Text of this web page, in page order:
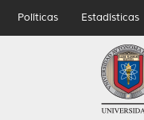
Políticas Estadísticas